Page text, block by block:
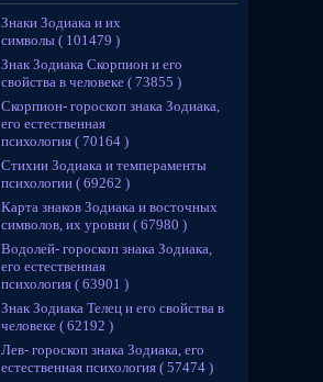
Знаки Зодиака и их
символы ( 101479 )
Знак Зодиака Скорпион и его
свойства в человеке ( 73855 )
Скорпион- гороскоп знака Зодиака,
его естественная
психология ( 70164 )
Стихии Зодиака и темпераменты
психологии ( 69262 )
Карта знаков Зодиака и восточных
символов, их уровни ( 67980 )
Водолей- гороскоп знака Зодиака,
его естественная
психология ( 63901 )
Знак Зодиака Телец и его свойства в
человеке ( 62192 )
Лев- гороскоп знака Зодиака, его
естественная психология ( 57474 )